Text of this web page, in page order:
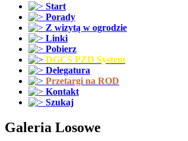
Start
Porady
Z wizytą w ogrodzie
Linki
Pobierz
DGCS PZD System
Delegatura
Przetargi na ROD
Kontakt
Szukaj
Galeria Losowe